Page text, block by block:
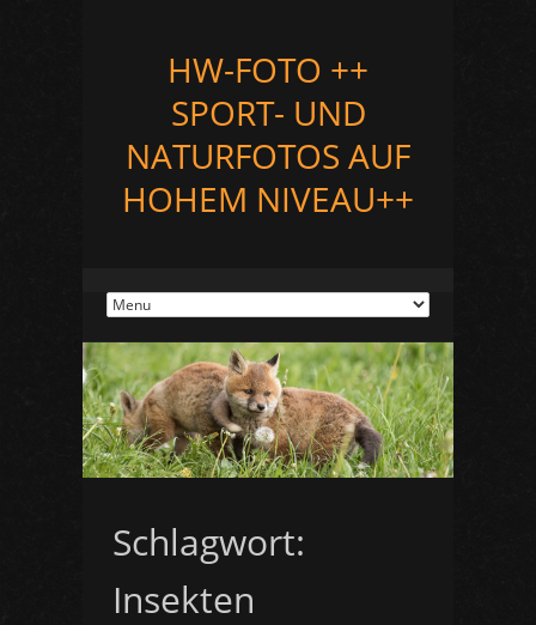
HW-FOTO ++
SPORT- UND
NATURFOTOS AUF
HOHEM NIVEAU++
Schlagwort:
Insekten